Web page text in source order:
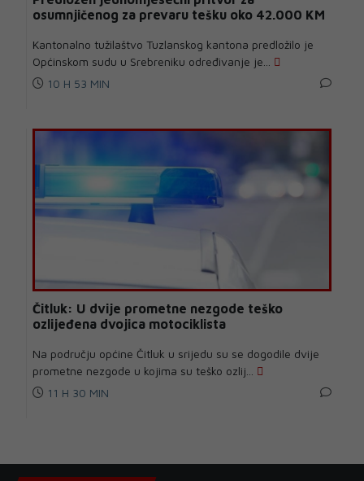
osumnjičenog za prevaru tešku oko 42.000 KM
Kantonalno tužilaštvo Tuzlanskog kantona predložilo je
Općinskom sudu u Srebreniku određivanje je...
10 H 53 MIN
Čitluk: U dvije prometne nezgode teško
ozlijeđena dvojica motociklista
Na području općine Čitluk u srijedu su se dogodile dvije
prometne nezgode u kojima su teško ozlij...
11 H 30 MIN